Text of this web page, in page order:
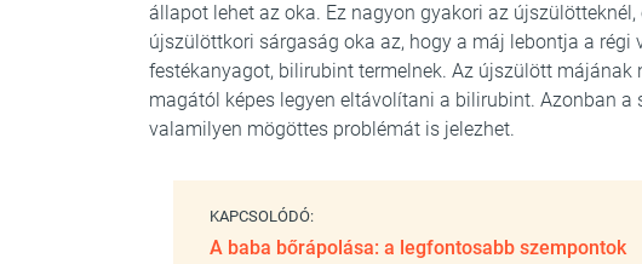
állapot lehet az oka. Ez nagyon gyakori az
újszülöttkori sárgaság oka az, hogy a máj lebontja a régi
festékanyagot, bilirubint termelnek. Az újszülött
magától képes legyen eltávolítani a bilirubint. Azonban a
valamilyen mögöttes problémát is jelezhet.
KAPCSOLÓDÓ:
A baba bőrápolása: a legfontosabb szempontok